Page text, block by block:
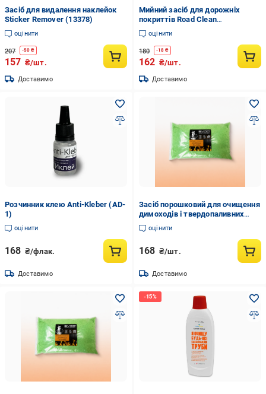
Засіб для видалення наклейок
Sticker Remover (13378)
оцінити
207 -50 ₴
157 ₴/шт.
Доставимо
Мийний засіб для дорожніх
покриттів Road Clean
Концентрат 1 л (X-1498)
оцінити
180 -18 ₴
162 ₴/шт.
Доставимо
Розчинник клею Anti-Kleber (AD-
1)
оцінити
168 ₴/флак.
Доставимо
Засіб порошковий для очищення
димоходів і твердопаливних
котлів від сажі SVOD
Professional 1 кг пакет (sl2041)
оцінити
168 ₴/шт.
Доставимо